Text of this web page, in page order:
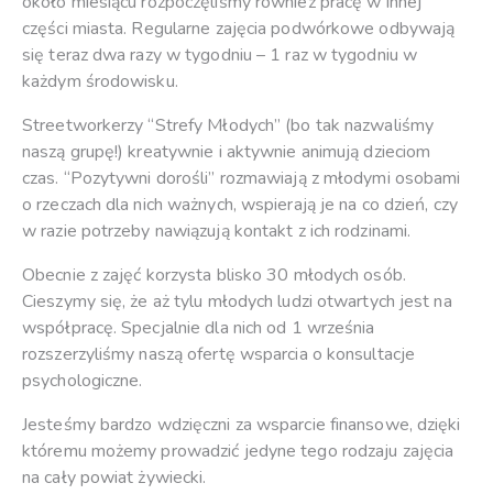
części miasta. Regularne zajęcia podwórkowe odbywają
się teraz dwa razy w tygodniu – 1 raz w tygodniu w
każdym środowisku.
Streetworkerzy “Strefy Młodych” (bo tak nazwaliśmy
naszą grupę!) kreatywnie i aktywnie animują dzieciom
czas. “Pozytywni dorośli” rozmawiają z młodymi osobami
o rzeczach dla nich ważnych, wspierają je na co dzień, czy
w razie potrzeby nawiązują kontakt z ich rodzinami.
Obecnie z zajęć korzysta blisko 30 młodych osób.
Cieszymy się, że aż tylu młodych ludzi otwartych jest na
współpracę. Specjalnie dla nich od 1 września
rozszerzyliśmy naszą ofertę wsparcia o konsultacje
psychologiczne.
Jesteśmy bardzo wdzięczni za wsparcie finansowe, dzięki
któremu możemy prowadzić jedyne tego rodzaju zajęcia
na cały powiat żywiecki.